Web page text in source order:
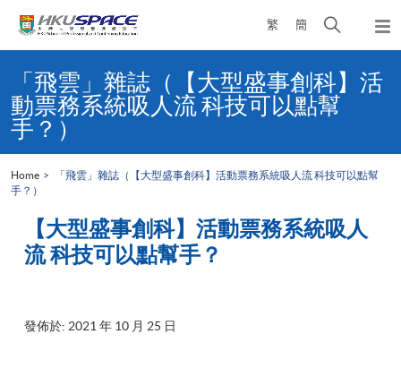
繁 簡
Open
search
panel
content
start「飛雲」雜誌（【大型盛事創科】活
動票務系統吸人流 科技可以點幫
手？）
Home
「飛雲」雜誌（【大型盛事創科】活動票務系統吸人流 科技可以點幫
手？）
【大型盛事創科】活動票務系統吸人
流 科技可以點幫手？
發佈於: 2021 年 10 月 25 日